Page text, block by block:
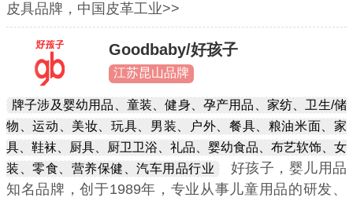
皮具品牌，中国皮革工业>>
Goodbaby/好孩子
江苏昆山品牌
牌子涉及婴幼用品、童装、健身、孕产用品、家纺、卫生/储
物、运动、美妆、玩具、男装、户外、餐具、粮油米面、家
具、鞋袜、厨具、厨卫卫浴、礼品、婴幼食品、布艺软饰、女
装、零食、营养保健、汽车用品行业
好孩子，婴儿用品
知名品牌，创于1989年，专业从事儿童用品的研发、